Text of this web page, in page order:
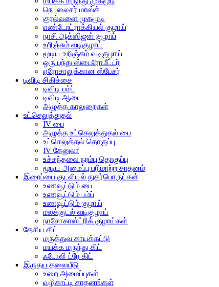
நெபுலைசர் மாஸ்க்
குரல்வளை முகமூடி
எண்டோட்ராக்கியல் குழாய்
நாசி ஆக்ஸிஜன் குழாய்
உறிஞ்சும் வடிகுழாய்
மூடிய உறிஞ்சும் வடிகுழாய்
ஒரு பந்து ஸ்பைரோமீட்டர்
ஏரோசாலுக்கான ஸ்பேசர்
டிவிடி சிகிச்சை
டிவிடி பம்ப்
டிவிடி ஆடை
அழுத்த காலுறைகள்
உட்செலுத்துதல்
IV பை
அழுத்த உட்செலுத்துதல் பை
உட்செலுத்தல் தொகுப்பு
IV கேனுலா
உச்சந்தலை நரம்பு தொகுப்பு
மூடிய அமைப்பு பரிமாற்ற சாதனம்
இரைப்பை குடலியல் நுகர்பொருட்கள்
உணவூட்டும் பை
உணவூட்டும் பம்ப்
உணவூட்டும் குழாய்
மலக்குடல் வடிகுழாய்
நாசோகாஸ்ட்ரிக் குழாய்கள்
தேசிய கிட்
மருத்துவ காயக்கட்டு
மயக்க மருந்து கிட்
ஃபோலி ட்ரே கிட்
இருதய தலையீடு
உறை அமைப்புகள்
வழிகாட்டி சாதனங்கள்